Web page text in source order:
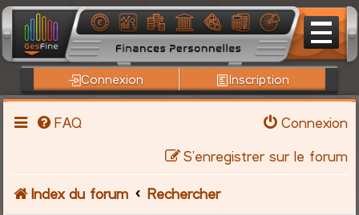
Connexion Inscription
FAQ
Connexion
S’enregistrer sur le forum
Index du forum Rechercher